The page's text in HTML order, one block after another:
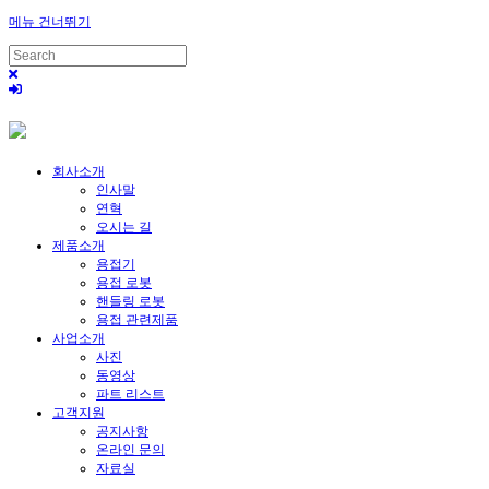
메뉴 건너뛰기
회사소개
인사말
연혁
오시는 길
제품소개
용접기
용접 로봇
핸들링 로봇
용접 관련제품
사업소개
사진
동영상
파트 리스트
고객지원
공지사항
온라인 문의
자료실